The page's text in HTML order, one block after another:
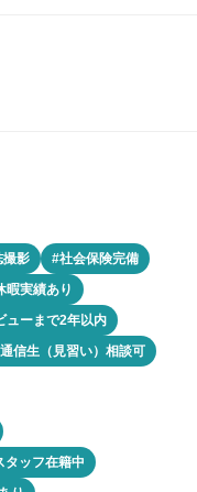
撮影
#社会保険完備
暇実績あり
ューまで2年以内
信生（見習い）相談可
タッフ在籍中